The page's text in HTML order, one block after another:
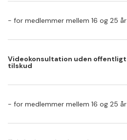
- for medlemmer mellem 16 og 25 år
Videokonsultation uden offentligt
tilskud
- for medlemmer mellem 16 og 25 år